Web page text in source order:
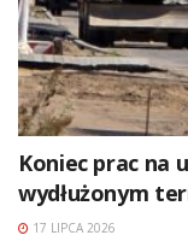
Koniec prac na
wydłużonym
17 LIPCA 2026